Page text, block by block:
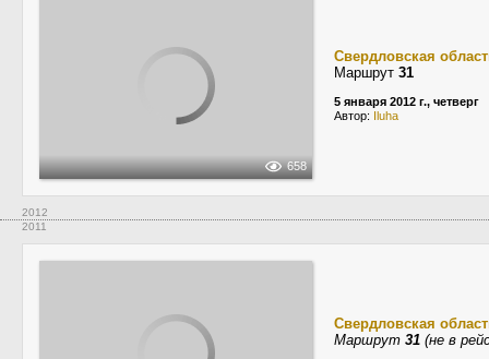
658
Свердловская
Маршрут 31
5 января 2012 г., четверг
Автор: Iluha
2012
2011
Свердловская
Маршрут 31 (не в